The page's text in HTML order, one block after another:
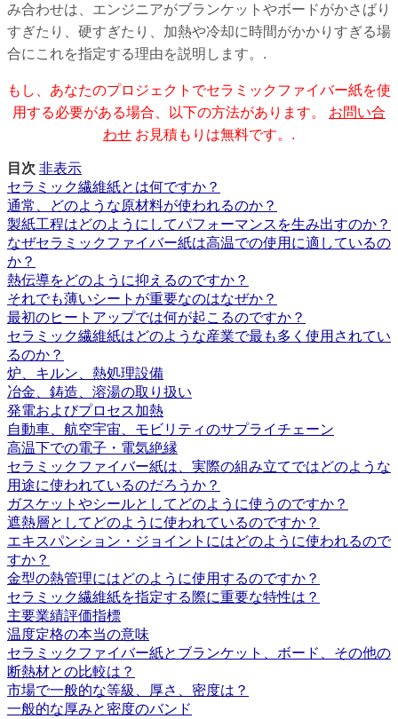
み合わせは、エンジニアがブランケットやボードがかさばり
すぎたり、硬すぎたり、加熱や冷却に時間がかかりすぎる場
合にこれを指定する理由を説明します。.
もし、あなたのプロジェクトでセラミックファイバー紙を使
用する必要がある場合、以下の方法があります。 お問い合
わせ お見積もりは無料です。.
目次 非表示
セラミック繊維紙とは何ですか？
通常、どのような原材料が使われるのか？
製紙工程はどのようにしてパフォーマンスを生み出すのか？
なぜセラミックファイバー紙は高温での使用に適しているの
か？
熱伝導をどのように抑えるのですか？
それでも薄いシートが重要なのはなぜか？
最初のヒートアップでは何が起こるのですか？
セラミック繊維紙はどのような産業で最も多く使用されてい
るのか？
炉、キルン、熱処理設備
冶金、鋳造、溶湯の取り扱い
発電およびプロセス加熱
自動車、航空宇宙、モビリティのサプライチェーン
高温下での電子・電気絶縁
セラミックファイバー紙は、実際の組み立てではどのような
用途に使われているのだろうか？
ガスケットやシールとしてどのように使うのですか？
遮熱層としてどのように使われているのですか？
エキスパンション・ジョイントにはどのように使われるので
すか？
金型の熱管理にはどのように使用するのですか？
セラミック繊維紙を指定する際に重要な特性は？
主要業績評価指標
温度定格の本当の意味
セラミックファイバー紙とブランケット、ボード、その他の
断熱材との比較は？
市場で一般的な等級、厚さ、密度は？
一般的な厚みと密度のバンド